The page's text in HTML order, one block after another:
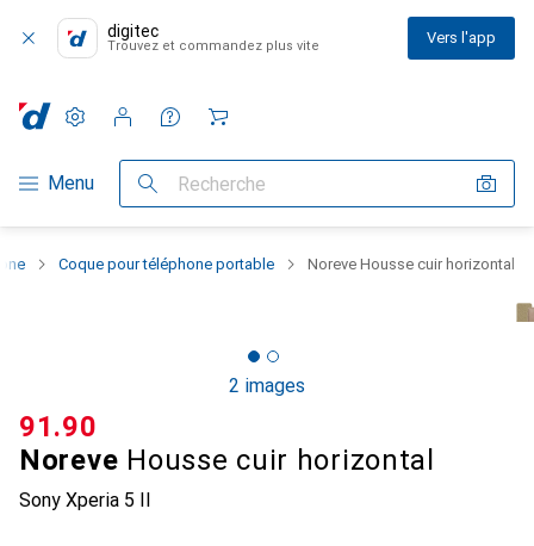
digitec
Trouvez et commandez plus vite Vers l'app
Navigation par catégorie
Menu Recherche
Paramètres
Compte client
Listes de comparaison
Listes d'envies
Panier
Coque pour téléphone portable Noreve Housse cuir horizontal
2 images
Noreve Housse cuir horizontal
Sony Xperia 5 II
CHF
91.90